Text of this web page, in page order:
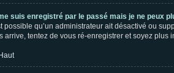
suis enregistré par le passé mais je ne peux
possible qu’un administrateur ait désactivé ou
arrive, tentez de vous ré-enregistrer et soyez plus
Haut